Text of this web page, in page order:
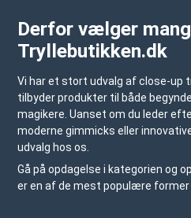
Derfor vælger
Tryllebutikken.dk
Vi har et stort udvalg af close-up
tilbyder produkter til både
magikere. Uanset om du leder
moderne gimmicks eller
udvalg hos os.
Gå på opdagelse i kategorien og
er en af de mest populære former